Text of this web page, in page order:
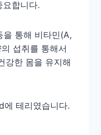
요합니다.
을 통해 비타민(A,
섭취를 통해서
강한 몸을 유지해
테리였습니다.